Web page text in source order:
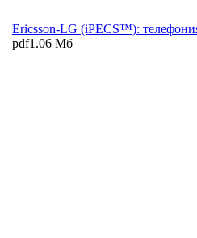
Ericsson-LG (iPECS™):
pdf1.06 Мб